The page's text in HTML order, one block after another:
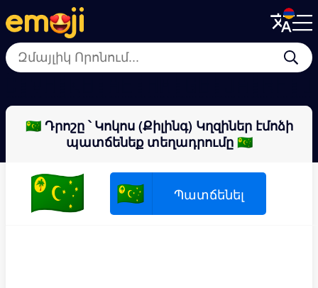
Menu
Close
Menu
Close
🇨🇨 Դրոշը ՝ Կոկոս (Քիլինգ) Կղզիներ էմոձի
պատճենեք տեղադրումը 🇨🇨
🇨🇨 🇨🇨 Պատճենել